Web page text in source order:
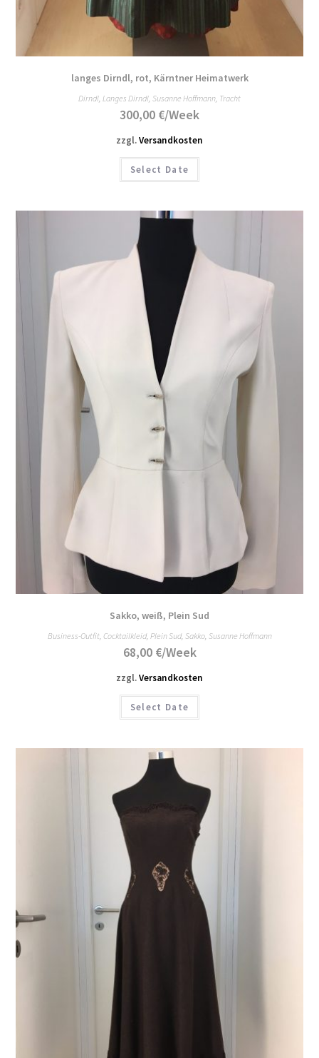
langes Dirndl, rot, Kärntner Heimatwerk
Dirndl, Langes Dirndl, Susanne Hoffmann, Tracht
300,00 €/Week
zzgl.Versandkosten
Select Date
Sakko, weiß, Plein Sud
Business-Outfit, Cocktailkleid, Plein Sud, Sakko, Susanne Hoffmann
68,00 €/Week
zzgl.Versandkosten
Select Date